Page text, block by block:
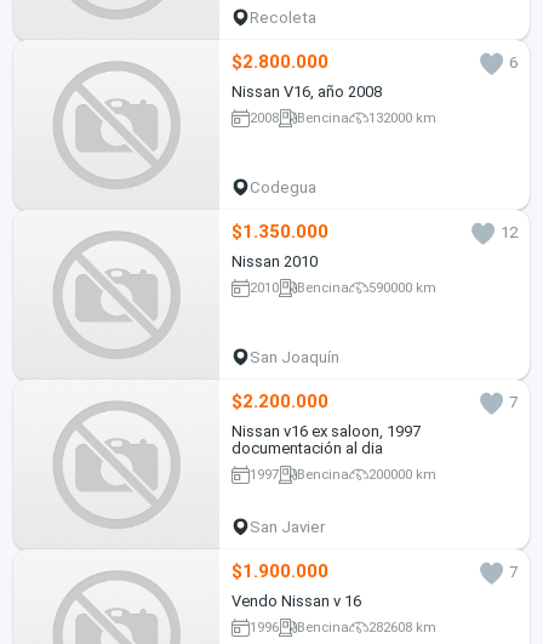
Recoleta
$2.800.000
6
Nissan V16, año 2008
2008 Bencina 132000 km
Codegua
$1.350.000
12
Nissan 2010
2010 Bencina 590000 km
San Joaquín
$2.200.000
7
Nissan v16 ex saloon, 1997
documentación al dia
1997 Bencina 200000 km
San Javier
$1.900.000
7
Vendo Nissan v 16
1996 Bencina 282608 km